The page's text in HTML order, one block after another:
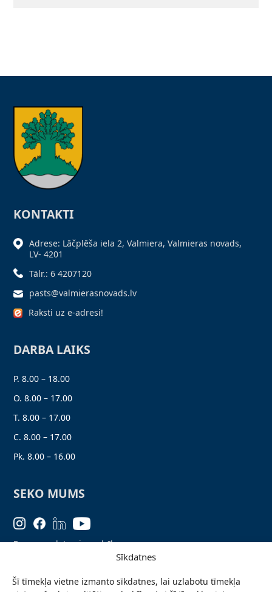
Sīkdatnes
Šī tīmekļa vietne izmanto sīkdatnes, lai uzlabotu tīmekļa
KONTAKTI
Adrese: Lāčplēša iela 2, Valmiera, Valmieras novads,
LV- 4201
Tālr.: 6 4207120
pasts@valmierasnovads.lv
Raksti uz e-adresi!
DARBA LAIKS
P. 8.00 – 18.00
O. 8.00 – 17.00
T. 8.00 – 17.00
C. 8.00 – 17.00
Pk. 8.00 – 16.00
SEKO MUMS
Personas datu aizsardzība
Ziņo par problēmu